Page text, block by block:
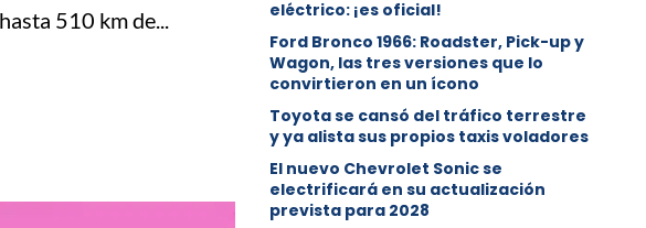
510 km de...
eléctrico: ¡es oficial!
Ford Bronco 1966: Roadster, Pick-up y
Wagon, las tres versiones que lo
convirtieron en un ícono
Toyota se cansó del tráfico terrestre
y ya alista sus propios taxis voladores
El nuevo Chevrolet Sonic se
electrificará en su actualización
prevista para 2028